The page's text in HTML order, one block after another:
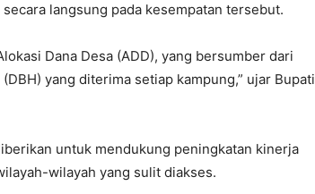
langsung pada kesempatan tersebut.
Dana Desa (ADD), yang bersumber dari
yang diterima setiap kampung,” ujar Bupati
untuk mendukung peningkatan kinerja
wilayah yang sulit diakses.